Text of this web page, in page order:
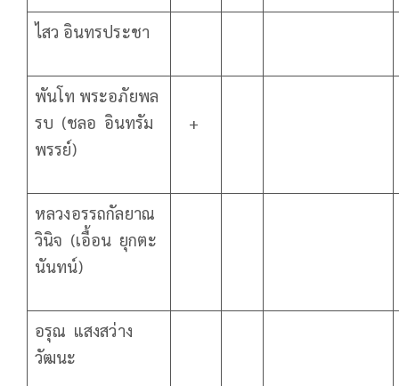
ไสว อินทรประชา
พันโท พระอภัยพล
รบ (ชลอ อินทรัม
พรรย์)
+
หลวงอรรถกัลยาณ
วินิจ (เอื้อน ยุกตะ
นันทน์)
อรุณ แสงสว่าง
วัฒนะ